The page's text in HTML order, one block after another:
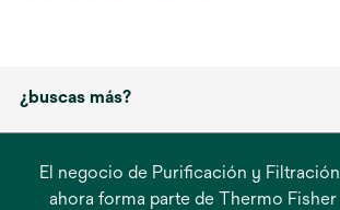
¿buscas más?
El negocio de Purificación y
ahora forma parte de Thermo